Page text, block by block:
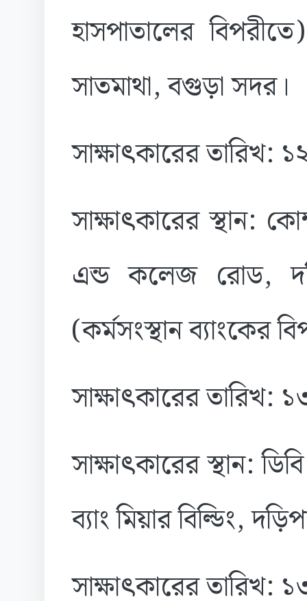
হাসপাতালের
সাতমাথা, বগুড়া সদর।
সাক্ষাৎকারের তারিখ:
সাক্ষাৎকারের স্থান:
এন্ড কলেজ রোড,
(কর্মসংস্থান ব্যাংকের
সাক্ষাৎকারের তারিখ:
সাক্ষাৎকারের স্থান:
ব্যাং মিয়ার বিল্ডিং,
সাক্ষাৎকারের তারিখ: